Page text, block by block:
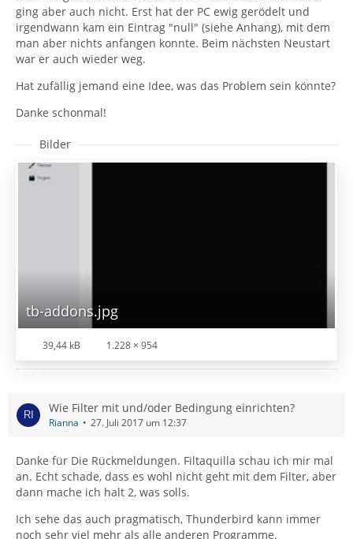
ging aber auch nicht. Erst hat der PC ewig gerödelt und
irgendwann kam ein Eintrag "null" (siehe Anhang), mit dem
man aber nichts anfangen konnte. Beim nächsten Neustart
war er auch wieder weg.
Hat zufällig jemand eine Idee, was das Problem sein könnte?
Danke schonmal!
Bilder
tb-addons.jpg
39,44 kB 1.228 × 954
Wie Filter mit und/oder Bedingung einrichten?
Rianna 27. Juli 2017 um 12:37
Danke für Die Rückmeldungen. Filtaquilla schau ich mir mal
an. Echt schade, dass es wohl nicht geht mit dem Filter, aber
dann mache ich halt 2, was solls.
Ich sehe das auch pragmatisch, Thunderbird kann immer
noch sehr viel mehr als alle anderen Programme.